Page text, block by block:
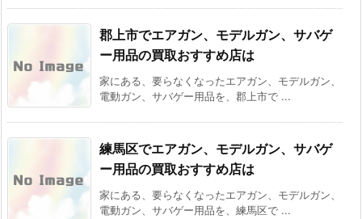
郡上市でエアガン、モデルガン、サバゲ
ー用品の買取おすすめ店は
家にある、要らなくなったエアガン、モデルガン、
電動ガン、サバゲー用品を、郡上市で ...
練馬区でエアガン、モデルガン、サバゲ
ー用品の買取おすすめ店は
家にある、要らなくなったエアガン、モデルガン、
電動ガン、サバゲー用品を、練馬区で ...